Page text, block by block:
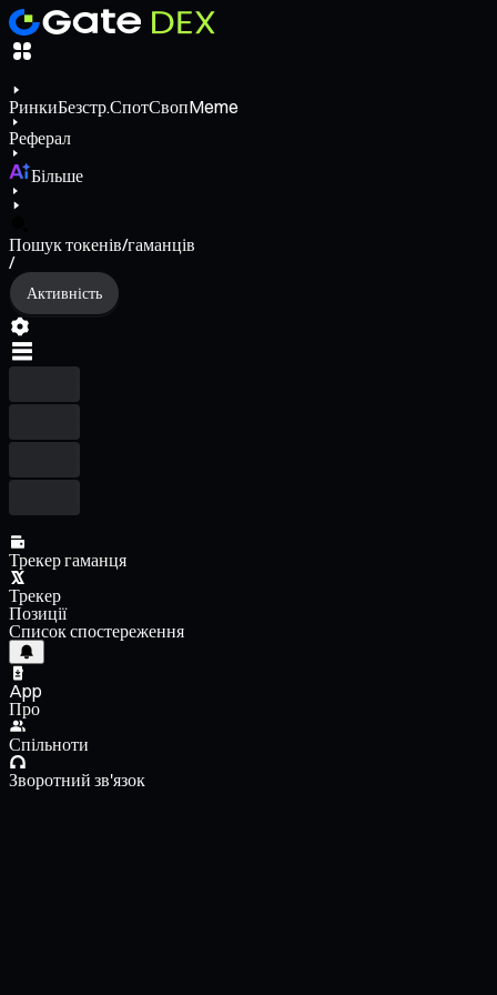
РинкиБезстр.СпотСвопMeme
Реферал
Більше
Пошук токенів/гаманців
/
Активність
Трекер гаманця
Трекер
Позиції
Список спостереження
App
Про
Спільноти
Зворотний зв'язок